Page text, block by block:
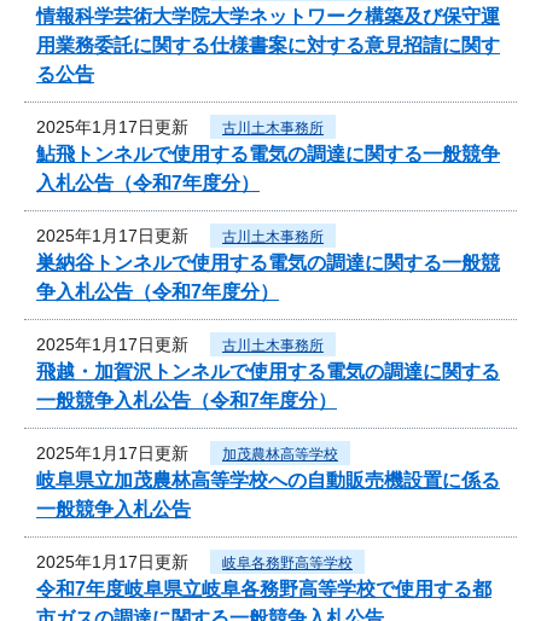
情報科学芸術大学院大学ネットワーク構築及び保守運
用業務委託に関する仕様書案に対する意見招請に関す
る公告
2025年1月17日更新 古川土木事務所
鮎飛トンネルで使用する電気の調達に関する一般競争
入札公告（令和7年度分）
2025年1月17日更新 古川土木事務所
巣納谷トンネルで使用する電気の調達に関する一般競
争入札公告（令和7年度分）
2025年1月17日更新 古川土木事務所
飛越・加賀沢トンネルで使用する電気の調達に関する
一般競争入札公告（令和7年度分）
2025年1月17日更新 加茂農林高等学校
岐阜県立加茂農林高等学校への自動販売機設置に係る
一般競争入札公告
2025年1月17日更新 岐阜各務野高等学校
令和7年度岐阜県立岐阜各務野高等学校で使用する都